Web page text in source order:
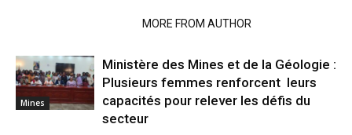
MORE FROM AUTHOR
Mines
Ministère des Mines et de la Géologie :
Plusieurs femmes renforcent leurs
capacités pour relever les défis du
secteur